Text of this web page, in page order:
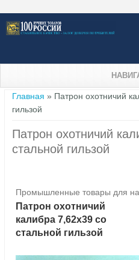
Вы здесь
Главная » Патрон охотничий
гильзой
Патрон охотничий
стальной гильзой
Промышленные товары для
Патрон охотничий
калибра 7,62х39 со
стальной гильзой